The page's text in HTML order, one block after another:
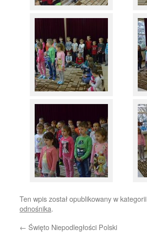
Ten wpis został opublikowany w kategorii
odnośnika.
← Święto Niepodległości Polski